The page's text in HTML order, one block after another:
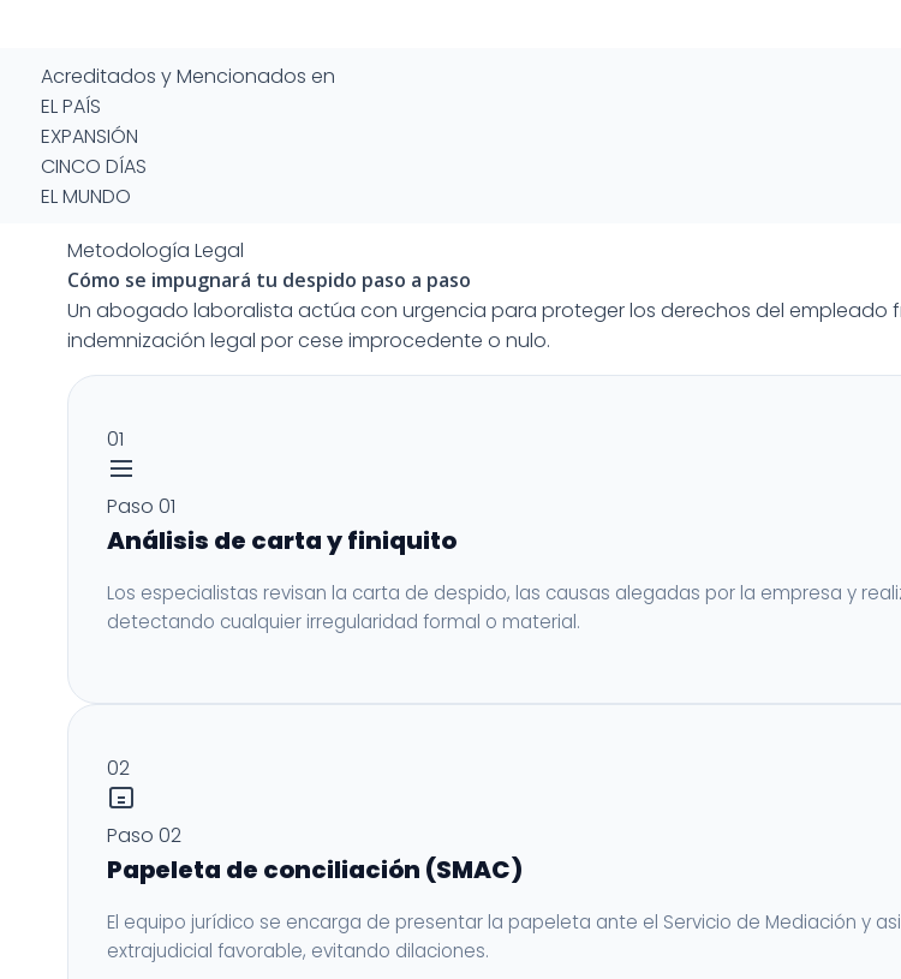
Acreditados y Mencionados en
EL PAÍS
EXPANSIÓN
CINCO DÍAS
EL MUNDO
Metodología Legal
Cómo se impugnará tu despido paso a paso
Un abogado laboralista actúa con urgencia para proteger los derechos del empleado
indemnización legal por cese improcedente o nulo.
01
Paso 01
Análisis de carta y finiquito
Los especialistas revisan la carta de despido, las causas alegadas por la empresa y
detectando cualquier irregularidad formal o material.
02
Paso 02
Papeleta de conciliación (SMAC)
El equipo jurídico se encarga de presentar la papeleta ante el Servicio de Mediación y
extrajudicial favorable, evitando dilaciones.